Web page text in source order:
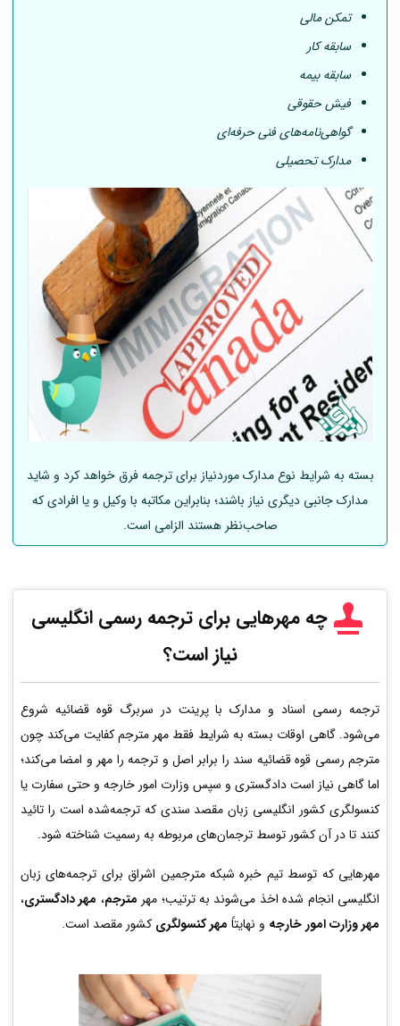
تمکن مالی
سابقه کار
سابقه بیمه
فیش حقوقی
گواهی‌نامه‌های فنی حرفه‌ای
مدارک تحصیلی
بسته به شرایط نوع مدارک موردنیاز برای ترجمه فرق خواهد کرد و شاید
مدارک جانبی دیگری نیاز باشند؛ بنابراین مکاتبه با وکیل و یا افرادی که
صاحب‌نظر هستند الزامی است.
چه مهرهایی برای ترجمه رسمی انگلیسی
نیاز است؟
ترجمه رسمی اسناد و مدارک با پرینت در سربرگ قوه قضائیه شروع
می‌شود. گاهی اوقات بسته به شرایط فقط مهر مترجم کفایت می‌کند چون
مترجم رسمی قوه قضائیه سند را برابر اصل و ترجمه را مهر و امضا می‌کند؛
اما گاهی نیاز است دادگستری و سپس وزارت امور خارجه و حتی سفارت یا
کنسولگری کشور انگلیسی زبان مقصد سندی که ترجمه‌شده است را تائید
کنند تا در آن کشور توسط ترجمان‌های مربوطه به رسمیت شناخته شود.
مهرهایی که توسط تیم خبره شبکه مترجمین اشراق برای ترجمه‌های زبان
انگلیسی انجام شده اخذ می‌شوند به ترتیب؛ مهر مترجم، مهر دادگستری،
مهر وزارت امور خارجه و نهایتاً مهر کنسولگری کشور مقصد است.